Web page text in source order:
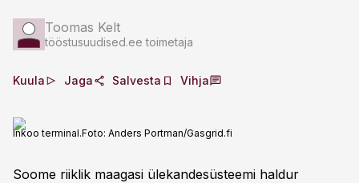
Toomas Kelt
tööstusuudised.ee toimetaja
Kuula Jaga Salvesta Vihja
Inkoo terminal.Foto: Anders Portman/Gasgrid.fi
Soome riiklik maagasi ülekandesüsteemi haldur